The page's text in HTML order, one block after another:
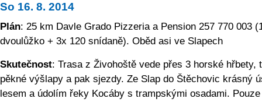
So 16. 8. 2014
Plán: 25 km Davle Grado Pizzeria a Pension 257 770 003
dvoulůžko + 3x 120 snídaně). Oběd asi ve Slapech
Skutečnost: Trasa z Živohoště vede přes 3 horské hřbety,
pěkné výšlapy a pak sjezdy. Ze Slap do Štěchovic krásný
lesem a údolím řeky Kocáby s trampskými osadami. Pouze